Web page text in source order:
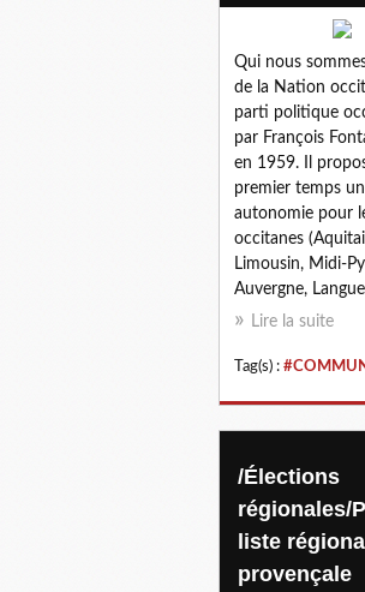
Qui nous
de la Nation
parti politique
par François
en 1959. Il
premier temps
autonomie pour
occitanes
Limousin, Midi-
Auvergne,
Lire la suite
Tag(s) :
/Élections
régionales/
liste
provençale